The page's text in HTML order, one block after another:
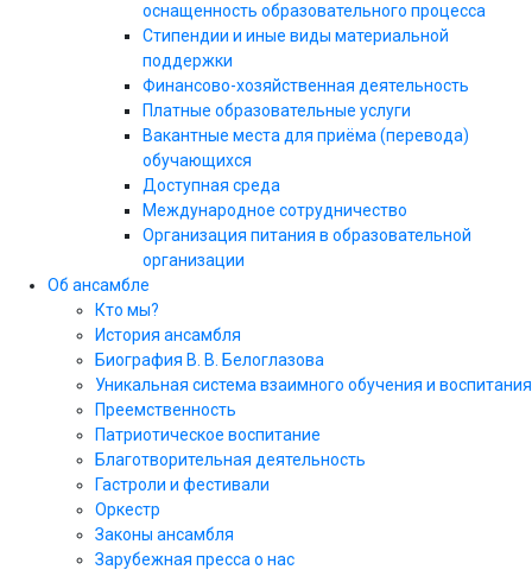
оснащенность образовательного процесса
Стипендии и иные виды материальной
поддержки
Финансово-хозяйственная деятельность
Платные образовательные услуги
Вакантные места для приёма (перевода)
обучающихся
Доступная среда
Международное сотрудничество
Организация питания в образовательной
организации
Об ансамбле
Кто мы?
История ансамбля
Биография В. В. Белоглазова
Уникальная система взаимного обучения и воспитания
Преемственность
Патриотическое воспитание
Благотворительная деятельность
Гастроли и фестивали
Оркестр
Законы ансамбля
Зарубежная пресса о нас